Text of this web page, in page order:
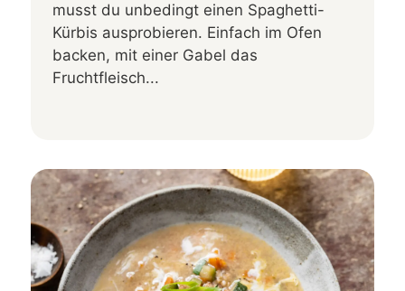
musst du unbedingt einen Spaghetti-
Kürbis ausprobieren. Einfach im Ofen
backen, mit einer Gabel das
Fruchtfleisch...